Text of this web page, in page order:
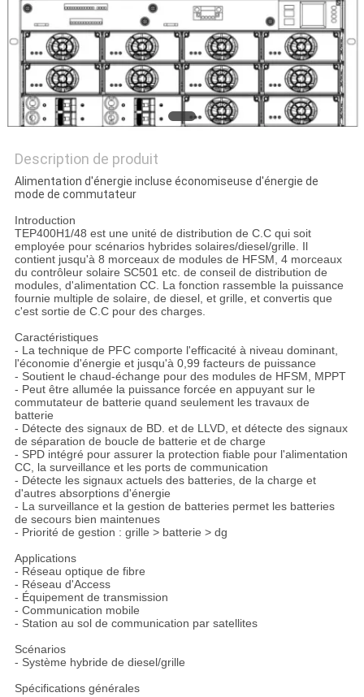
Description de produit
Alimentation d'énergie incluse économiseuse d'énergie de
mode de commutateur
Introduction
TEP400H1/48 est une unité de distribution de C.C qui soit
employée pour scénarios hybrides solaires/diesel/grille. Il
contient jusqu'à 8 morceaux de modules de HFSM, 4 morceaux
du contrôleur solaire SC501 etc. de conseil de distribution de
modules, d'alimentation CC. La fonction rassemble la puissance
fournie multiple de solaire, de diesel, et grille, et convertis que
c'est sortie de C.C pour des charges.
Caractéristiques
- La technique de PFC comporte l'efficacité à niveau dominant,
l'économie d'énergie et jusqu'à 0,99 facteurs de puissance
- Soutient le chaud-échange pour des modules de HFSM, MPPT
- Peut être allumée la puissance forcée en appuyant sur le
commutateur de batterie quand seulement les travaux de
batterie
- Détecte des signaux de BD. et de LLVD, et détecte des signaux
de séparation de boucle de batterie et de charge
- SPD intégré pour assurer la protection fiable pour l'alimentation
CC, la surveillance et les ports de communication
- Détecte les signaux actuels des batteries, de la charge et
d'autres absorptions d'énergie
- La surveillance et la gestion de batteries permet les batteries
de secours bien maintenues
- Priorité de gestion : grille > batterie > dg
Applications
- Réseau optique de fibre
- Réseau d'Access
- Équipement de transmission
- Communication mobile
- Station au sol de communication par satellites
Scénarios
- Système hybride de diesel/grille
Spécifications générales